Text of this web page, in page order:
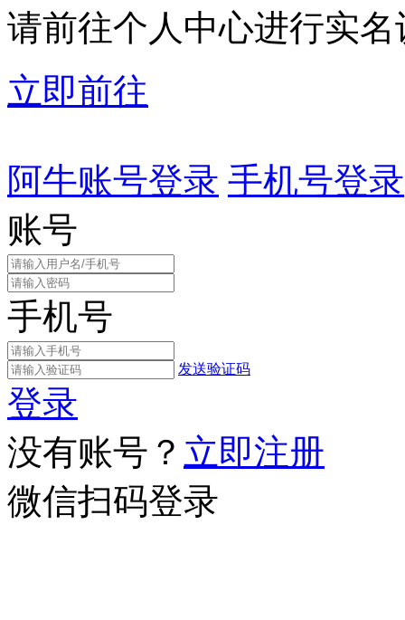
请前往个人中心进行实名
立即前往
阿牛账号登录 手机号登录
账号
手机号
发送验证码
登录
没有账号？ 立即注册
微信扫码登录